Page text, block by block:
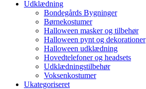
Udklædning
Bondegårds Bygninger
Børnekostumer
Halloween masker og tilbehør
Halloween pynt og dekorationer
Halloween udklædning
Hovedtelefoner og headsets
Udklædningstilbehør
Voksenkostumer
Ukategoriseret